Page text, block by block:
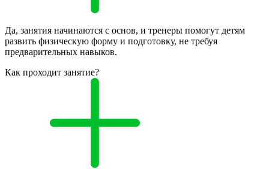
Да, занятия начинаются с основ, и тренеры помогут детям
развить физическую форму и подготовку, не требуя
предварительных навыков.
Как проходит занятие?